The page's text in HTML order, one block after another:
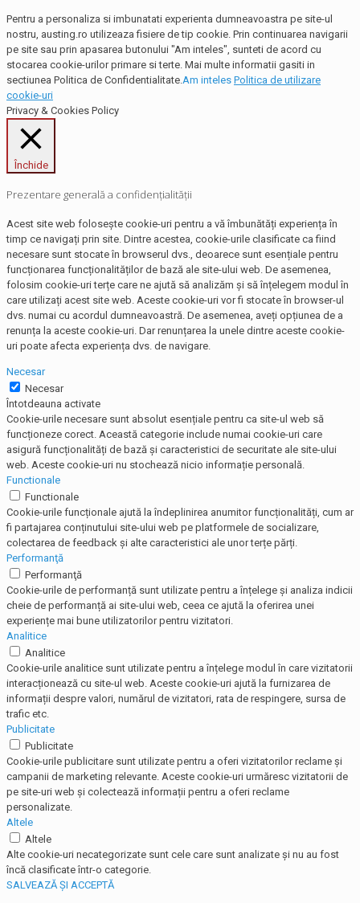
Pentru a personaliza si imbunatati experienta dumneavoastra pe site-ul
nostru, austing.ro utilizeaza fisiere de tip cookie. Prin continuarea navigarii
pe site sau prin apasarea butonului "Am inteles", sunteti de acord cu
stocarea cookie-urilor primare si terte. Mai multe informatii gasiti in
sectiunea Politica de Confidentialitate. Am inteles Politica de utilizare
cookie-uri
Privacy & Cookies Policy
Închide
Prezentare generală a confidențialității
Acest site web folosește cookie-uri pentru a vă îmbunătăți experiența în
timp ce navigați prin site. Dintre acestea, cookie-urile clasificate ca fiind
necesare sunt stocate în browserul dvs., deoarece sunt esențiale pentru
funcționarea funcționalităților de bază ale site-ului web. De asemenea,
folosim cookie-uri terțe care ne ajută să analizăm și să înțelegem modul în
care utilizați acest site web. Aceste cookie-uri vor fi stocate în browser-ul
dvs. numai cu acordul dumneavoastră. De asemenea, aveți opțiunea de a
renunța la aceste cookie-uri. Dar renunțarea la unele dintre aceste cookie-
uri poate afecta experiența dvs. de navigare.
Necesar
Necesar
Întotdeauna activate
Cookie-urile necesare sunt absolut esențiale pentru ca site-ul web să
funcționeze corect. Această categorie include numai cookie-uri care
asigură funcționalități de bază și caracteristici de securitate ale site-ului
web. Aceste cookie-uri nu stochează nicio informație personală.
Functionale
Functionale
Cookie-urile funcționale ajută la îndeplinirea anumitor funcționalități, cum ar
fi partajarea conținutului site-ului web pe platformele de socializare,
colectarea de feedback și alte caracteristici ale unor terțe părți.
Performanţă
Performanţă
Cookie-urile de performanță sunt utilizate pentru a înțelege și analiza indicii
cheie de performanță ai site-ului web, ceea ce ajută la oferirea unei
experiențe mai bune utilizatorilor pentru vizitatori.
Analitice
Analitice
Cookie-urile analitice sunt utilizate pentru a înțelege modul în care vizitatorii
interacționează cu site-ul web. Aceste cookie-uri ajută la furnizarea de
informații despre valori, numărul de vizitatori, rata de respingere, sursa de
trafic etc.
Publicitate
Publicitate
Cookie-urile publicitare sunt utilizate pentru a oferi vizitatorilor reclame și
campanii de marketing relevante. Aceste cookie-uri urmăresc vizitatorii de
pe site-uri web și colectează informații pentru a oferi reclame
personalizate.
Altele
Altele
Alte cookie-uri necategorizate sunt cele care sunt analizate și nu au fost
încă clasificate într-o categorie.
SALVEAZĂ ȘI ACCEPTĂ